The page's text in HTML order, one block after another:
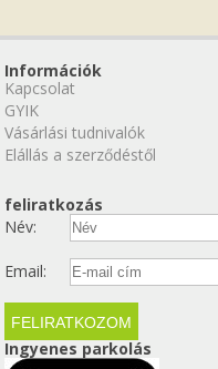
Információk
Kapcsolat
GYIK
Vásárlási tudnivalók
Elállás a szerződéstől
feliratkozás
Név:
Email:
Ingyenes parkolás